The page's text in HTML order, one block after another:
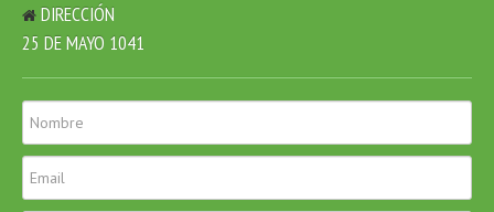
DIRECCIÓN
25 DE MAYO 1041